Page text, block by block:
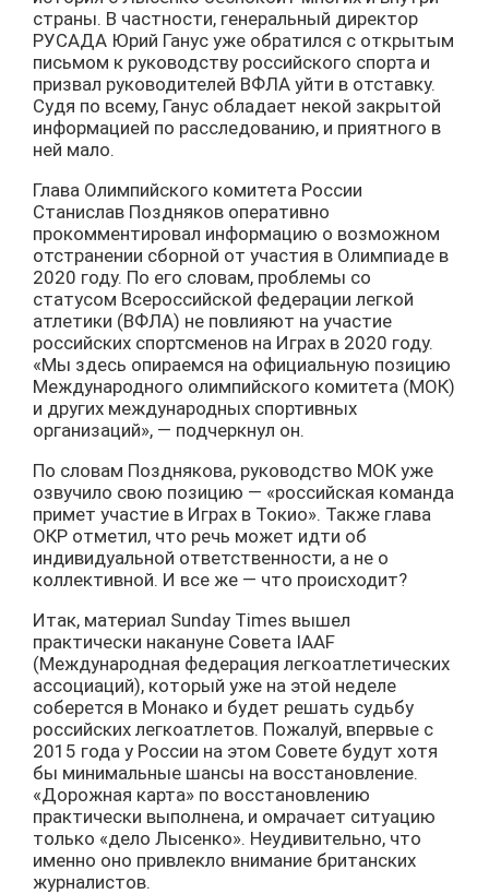
страны. В частности, генеральный директор
РУСАДА Юрий Ганус уже обратился с открытым
письмом к руководству российского спорта и
призвал руководителей ВФЛА уйти в отставку.
Судя по всему, Ганус обладает некой закрытой
информацией по расследованию, и приятного в
ней мало.
Глава Олимпийского комитета России
Станислав Поздняков оперативно
прокомментировал информацию о возможном
отстранении сборной от участия в Олимпиаде в
2020 году. По его словам, проблемы со
статусом Всероссийской федерации легкой
атлетики (ВФЛА) не повлияют на участие
российских спортсменов на Играх в 2020 году.
«Мы здесь опираемся на официальную позицию
Международного олимпийского комитета (МОК)
и других международных спортивных
организаций», — подчеркнул он.
По словам Позднякова, руководство МОК уже
озвучило свою позицию — «российская команда
примет участие в Играх в Токио». Также глава
ОКР отметил, что речь может идти об
индивидуальной ответственности, а не о
коллективной. И все же — что происходит?
Итак, материал Sunday Times вышел
практически накануне Совета IAAF
(Международная федерация легкоатлетических
ассоциаций), который уже на этой неделе
соберется в Монако и будет решать судьбу
российских легкоатлетов. Пожалуй, впервые с
2015 года у России на этом Совете будут хотя
бы минимальные шансы на восстановление.
«Дорожная карта» по восстановлению
практически выполнена, и омрачает ситуацию
только «дело Лысенко». Неудивительно, что
именно оно привлекло внимание британских
журналистов.